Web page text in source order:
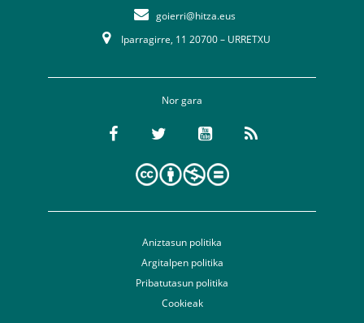
goierri@hitza.eus
Iparragirre, 11 20700 – URRETXU
Nor gara
Aniztasun politika
Argitalpen politika
Pribatutasun politika
Cookieak